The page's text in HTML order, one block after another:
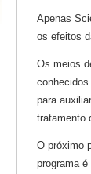
Apenas
os efeitos
Os meios
para
tratamento
O próximo
programa